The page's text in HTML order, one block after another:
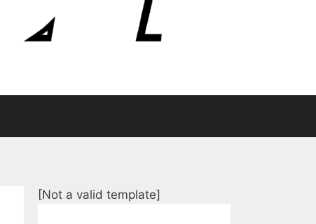
[Not a valid template]